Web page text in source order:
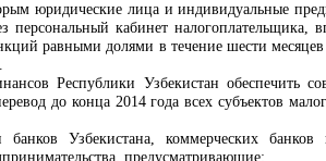
юридические лица и индивидуальные
кабинет налогоплательщика,
равными долями в течение шести
Республики Узбекистан обеспечить
до конца 2014 года всех субъектов
Узбекистана, коммерческих
предусматривающие: